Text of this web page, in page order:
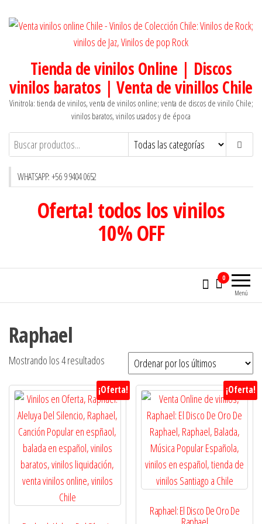
Tienda de vinilos Online | Discos
vinilos baratos | Venta de vinillos Chile
Vinitrola: tienda de vinilos, venta de vinilos online; venta de discos de vinilo Chile;
vinilos baratos, vinilos usados y de época
WHATSAPP: +56 9 9404 0652
Oferta! todos los vinilos
10% OFF
Menú
0
Raphael
Mostrando los 4 resultados Ordenado
los
últimos
¡Oferta! ¡Oferta!
Raphael: El Disco De Oro De